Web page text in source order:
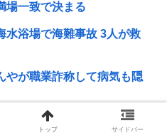
場一致で決まる
水浴場で海難事故 3人が救
やが職業詐称して病気も隠
理由www
トップ サイドバー